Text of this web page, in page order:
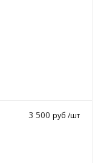
3 500руб /шт